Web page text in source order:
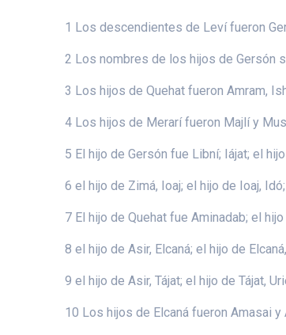
1 Los descendientes de Leví fueron
2 Los nombres de los hijos de Gersón
3 Los hijos de Quehat fueron Amram,
4 Los hijos de Merarí fueron Majlí y
5 El hijo de Gersón fue Libní; Iájat; el
6 el hijo de Zimá, Ioaj; el hijo de Ioaj,
7 El hijo de Quehat fue Aminadab; el
8 el hijo de Asir, Elcaná; el hijo de
9 el hijo de Asir, Tájat; el hijo de Tájat,
10 Los hijos de Elcaná fueron Amasai y